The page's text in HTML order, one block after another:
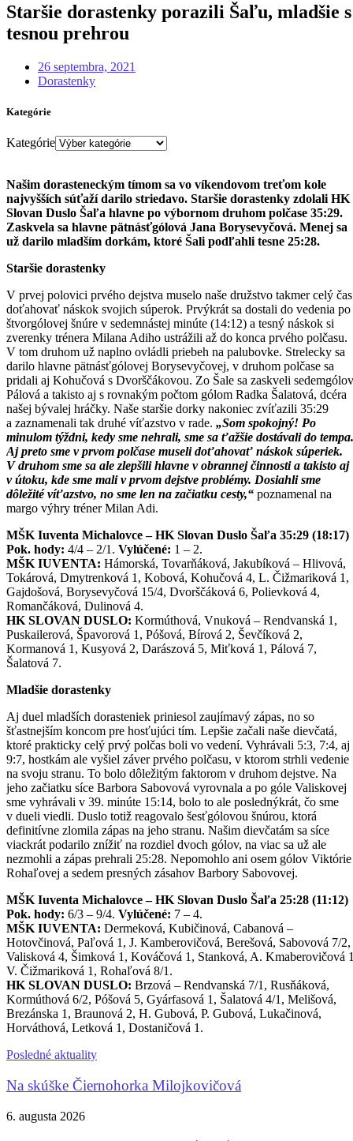
Staršie dorastenky porazili Šaľu, mladšie s
tesnou prehrou
26 septembra, 2021
Dorastenky
Kategórie
Kategórie
Našim dorasteneckým tímom sa vo víkendovom treťom kole
najvyšších súťaží darilo striedavo. Staršie dorastenky zdolali HK
Slovan Duslo Šaľa hlavne po výbornom druhom polčase 35:29.
Zaskvela sa hlavne pätnásťgólová Jana Borysevyčová. Menej sa
už darilo mladším dorkám, ktoré Šali podľahli tesne 25:28.
Staršie dorastenky
V prvej polovici prvého dejstva muselo naše družstvo takmer celý čas
doťahovať náskok svojich súperok. Prvýkrát sa dostali do vedenia po
štvorgólovej šnúre v sedemnástej minúte (14:12) a tesný náskok si
zverenky trénera Milana Adiho ustrážili až do konca prvého polčasu.
V tom druhom už naplno ovládli priebeh na palubovke. Strelecky sa
darilo hlavne pätnásťgólovej Borysevyčovej, v druhom polčase sa
pridali aj Kohučová s Dvorščákovou. Zo Šale sa zaskveli
Pálová a takisto aj s rovnakým počtom gólom Radka Šalatová, dcéra
našej bývalej hráčky. Naše staršie dorky nakoniec zvíťazili 35:29
a zaznamenali tak druhé víťazstvo v rade. „Som spokojný! Po
minulom týždni, kedy sme nehrali, sme sa ťažšie dostávali do tempa.
Aj preto sme v prvom polčase museli doťahovať náskok súperiek.
V druhom sme sa ale zlepšili hlavne v obrannej činnosti a takisto aj
v útoku, kde sme mali v prvom dejstve problémy. Dosiahli sme
dôležité víťazstvo, no sme len na začiatku cesty,“ poznamenal na
margo výhry tréner Milan Adi.
MŠK Iuventa Michalovce – HK Slovan Duslo Šaľa 35:29 (18:17)
Pok. hody: 4/4 – 2/1. Vylúčené: 1 – 2.
MŠK IUVENTA: Hámorská, Tovarňáková, Jakubíková – Hlivová,
Tokárová, Dmytrenková 1, Kobová, Kohučová 4, L. Čižmariková 1,
Gajdošová, Borysevyčová 15/4, Dvorščáková 6, Polievková 4,
Romančáková, Dulinová 4.
HK SLOVAN DUSLO: Kormúthová, Vnuková – Rendvanská 1,
Puskailerová, Špavorová 1, Póšová, Bírová 2, Ševčíková 2,
Kormanová 1, Kusyová 2, Darászová 5, Miťková 1, Pálová 7,
Šalatová 7.
Mladšie dorastenky
Aj duel mladších dorasteniek priniesol zaujímavý zápas, no so
šťastnejším koncom pre hosťujúci tím. Lepšie začali naše dievčatá,
ktoré prakticky celý prvý polčas boli vo vedení. Vyhrávali 5:3, 7:4, aj
9:7, hostkám ale vyšiel záver prvého polčasu, v ktorom strhli vedenie
na svoju stranu. To bolo dôležitým faktorom v druhom dejstve. Na
jeho začiatku síce Barbora Sabovová vyrovnala a po góle Valiskovej
sme vyhrávali v 39. minúte 15:14, bolo to ale poslednýkrát, čo sme
v dueli viedli. Duslo totiž reagovalo šesťgólovou šnúrou, ktorá
definitívne zlomila zápas na jeho stranu. Našim dievčatám sa síce
viackrát podarilo znížiť na rozdiel dvoch gólov, na viac sa už ale
nezmohli a zápas prehrali 25:28. Nepomohlo ani osem gólov Viktórie
Rohaľovej a sedem presných zásahov Barbory Sabovovej.
MŠK Iuventa Michalovce – HK Slovan Duslo Šaľa 25:28 (11:12)
Pok. hody: 6/3 – 9/4. Vylúčené: 7 – 4.
MŠK IUVENTA: Dermeková, Kubičinová, Cabanová –
Hotovčinová, Paľová 1, J. Kamberovičová, Berešová, Sabovová 7/2,
Valisková 4, Šimková 1, Kováčová 1, Stanková, A. Kmaberovičová
V. Čižmariková 1, Rohaľová 8/1.
HK SLOVAN DUSLO: Brzová – Rendvanská 7/1, Rusňáková,
Kormúthová 6/2, Póšová 5, Gyárfasová 1, Šalatová 4/1, Melišová,
Brezánska 1, Braunová 2, H. Gubová, P. Gubová, Lukačinová,
Horváthová, Letková 1, Dostaničová 1.
Posledné aktuality
Na skúške Čiernohorka Milojkovičová
6. augusta 2026